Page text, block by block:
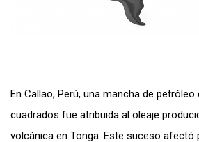
En Callao, Perú, una mancha de
cuadrados fue atribuida al oleaje
volcánica en Tonga. Este suceso afectó